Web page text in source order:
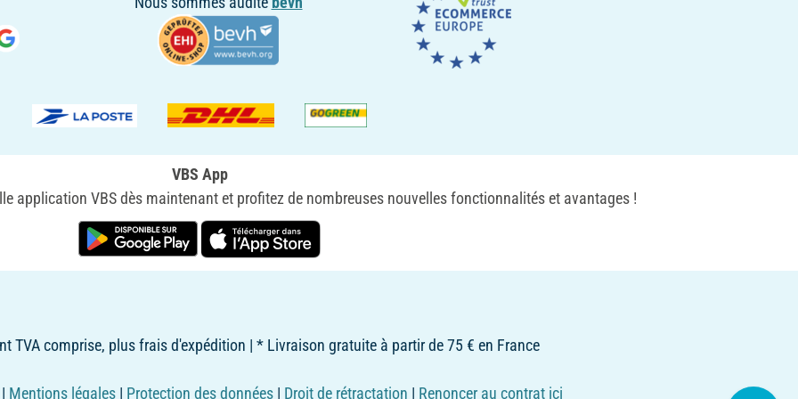
VBS App
application VBS dès maintenant et profitez de nombreuses nouvelles fonctionnalités et avantages !
TVA comprise, plus frais d'expédition | * Livraison gratuite à partir de 75 € en France
| Mentions légales | Protection des données | Droit de rétractation | Renoncer au contrat ici